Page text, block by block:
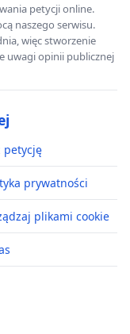
petycji online.
naszego serwisu.
więc stworzenie
uwagi opinii publicznej
petycję
prywatności
plikami cookie